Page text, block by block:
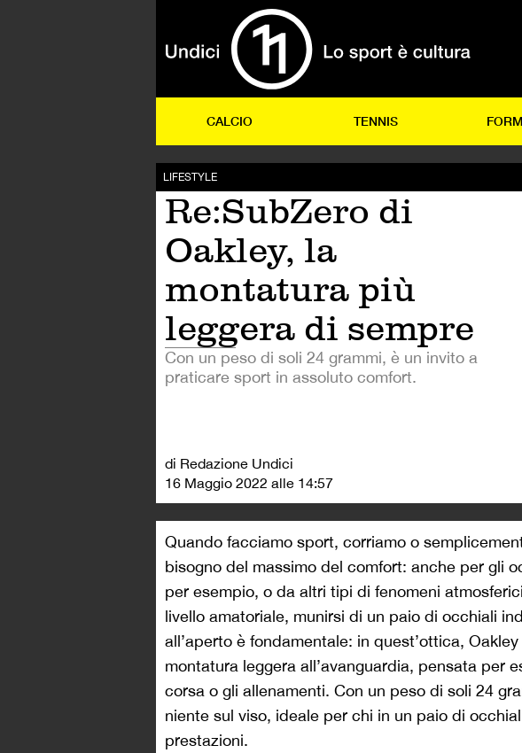
CALCIO TENNIS
LIFESTYLE
Re:SubZero di
Oakley, la
montatura più
leggera di sempre
Con un peso di soli 24 grammi, è un invito a
praticare sport in assoluto comfort.
di Redazione Undici
16 Maggio 2022 alle 14:57
Quando facciamo sport, corriamo o
bisogno del massimo del comfort: anche per gli
per esempio, o da altri tipi di fenomeni
livello amatoriale, munirsi di un paio di occhiali
all’aperto è fondamentale: in quest’ottica,
montatura leggera all’avanguardia, pensata per
corsa o gli allenamenti. Con un peso di soli 24
niente sul viso, ideale per chi in un paio di
prestazioni.